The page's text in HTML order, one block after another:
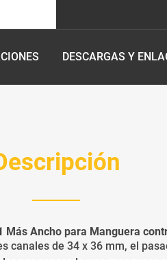
DESCARGAS Y
Más Ancho para Manguera
canales de 34 x 36 mm, el